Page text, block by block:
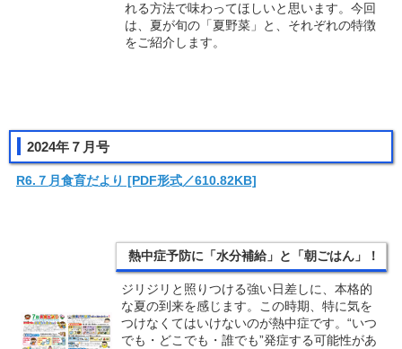
れる方法で味わってほしいと思います。今回
は、夏が旬の「夏野菜」と、それぞれの特徴
をご紹介します。
2024年７月号
R6.７ 月 食育だより [PDF形式／610.82KB]
熱中症予防に「水分補給」と「朝ごはん」！
ジリジリと照りつける強い日差しに、本格的
な夏の到来を感じます。この時期、特に気を
つけなくてはいけないのが熱中症です。“いつ
でも・どこでも・誰でも”発症する可能性があ